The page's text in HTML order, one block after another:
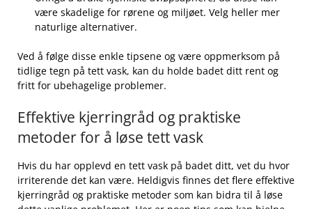
være skadelige for rørene og miljøet. Velg heller mer
naturlige‌ alternativer.
Ved å følge disse enkle⁤ tipsene og være‍ oppmerksom på‌
tidlige tegn på⁢ tett⁤ vask, kan du holde badet ditt rent og⁣
fritt for ubehagelige problemer.
Effektive kjerringråd og praktiske
metoder for å løse tett vask
Hvis ⁢du har‍ opplevd en ⁢tett ​vask ⁤på badet ditt,​ vet du hvor
irriterende det‍ kan være. Heldigvis finnes det flere effektive
kjerringråd og praktiske metoder som kan⁤ bidra til å løse